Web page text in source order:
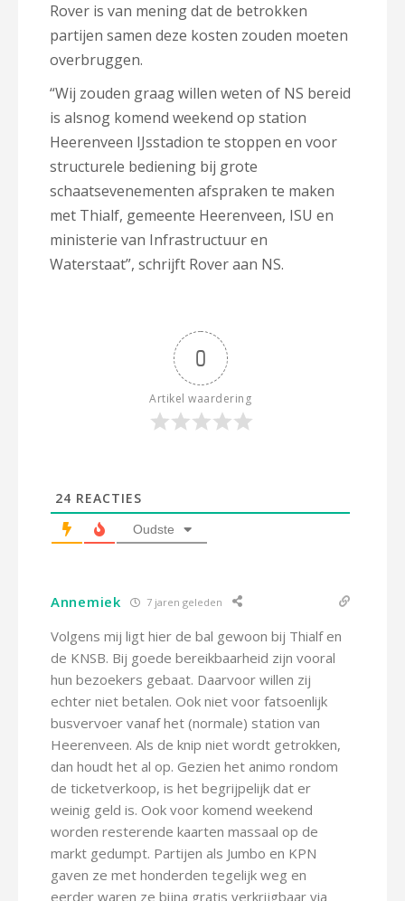
Rover is van mening dat de betrokken
partijen samen deze kosten zouden moeten
overbruggen.
“Wij zouden graag willen weten of NS bereid
is alsnog komend weekend op station
Heerenveen IJsstadion te stoppen en voor
structurele bediening bij grote
schaatsevenementen afspraken te maken
met Thialf, gemeente Heerenveen, ISU en
ministerie van Infrastructuur en
Waterstaat”, schrijft Rover aan NS.
0
Artikel waardering
24 REACTIES
Oudste
Annemiek 7 jaren geleden
Volgens mij ligt hier de bal gewoon bij Thialf en
de KNSB. Bij goede bereikbaarheid zijn vooral
hun bezoekers gebaat. Daarvoor willen zij
echter niet betalen. Ook niet voor fatsoenlijk
busvervoer vanaf het (normale) station van
Heerenveen. Als de knip niet wordt getrokken,
dan houdt het al op. Gezien het animo rondom
de ticketverkoop, is het begrijpelijk dat er
weinig geld is. Ook voor komend weekend
worden resterende kaarten massaal op de
markt gedumpt. Partijen als Jumbo en KPN
gaven ze met honderden tegelijk weg en
eerder waren ze bijna gratis verkrijgbaar via